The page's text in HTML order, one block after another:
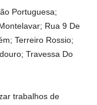
Portuguesa;
Rua 9 De
Terreiro Rossio;
Travessa Do
trabalhos de